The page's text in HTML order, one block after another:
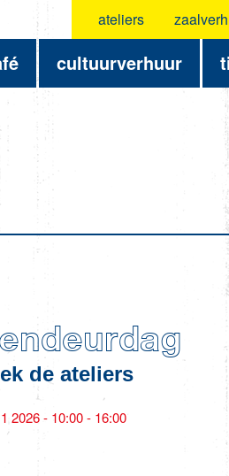
ateliers
cultuurverhuur
de ateliers
2026 - 10:00 - 16:00